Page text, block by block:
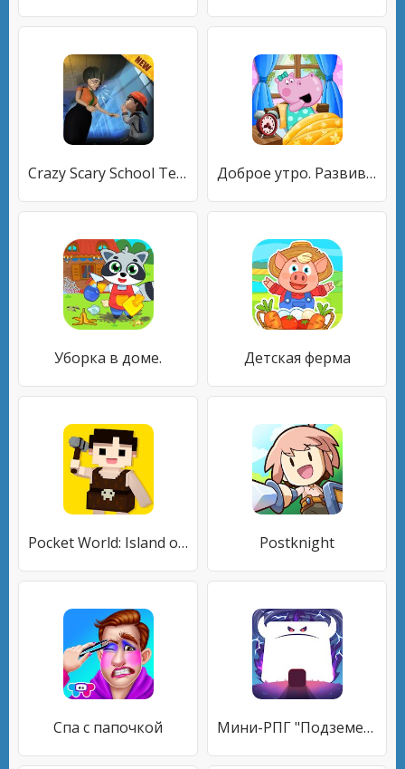
Crazy Scary School Teacher Game : Evil Teacher 3D Доброе утро. Развивающие детские игры
Уборка в доме. Детская ферма
Pocket World: Island of Adventure Postknight
Спа с папочкой Мини-РПГ "Подземелье"